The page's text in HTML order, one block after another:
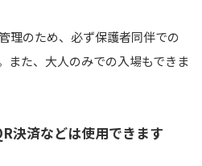
理のため、必ず保護者同伴での
また、大人のみでの入場もできま
決済などは使用できます